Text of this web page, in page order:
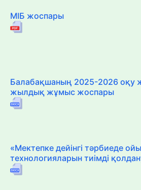
МІБ жоспары
Балабақшаның 2025-2026 оқу
жылдық жұмыс жоспары
«Мектепке дейінгі тәрбиеде
технологияларын тиімді